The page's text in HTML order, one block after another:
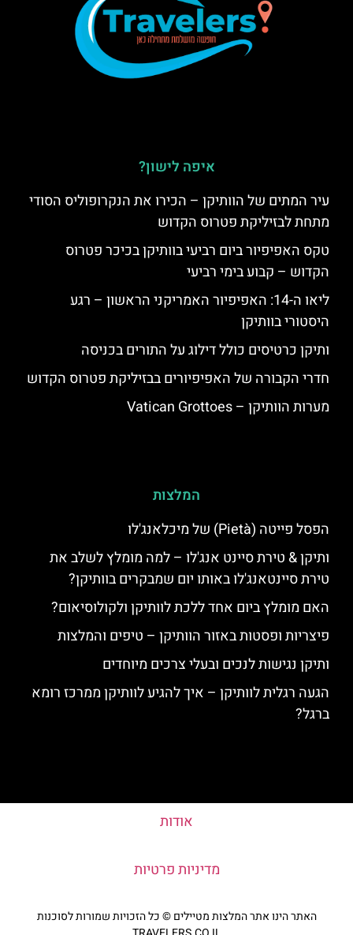
איפה לישון?
עיר המתים של הוותיקן – הכירו את הנקרופוליס הסודי
מתחת לבזיליקת פטרוס הקדוש
טקס האפיפיור ביום רביעי בוותיקן בכיכר פטרוס
הקדוש – קבוע בימי רביעי
ליאו ה-14: האפיפיור האמריקני הראשון – רגע
היסטורי בוותיקן
ותיקן כרטיסים כולל דילוג על התורים בכניסה
חדרי הקבורה של האפיפיורים בבזיליקת פטרוס הקדוש
מערות הוותיקן – Vatican Grottoes
המלצות
הפסל פייטה (Pietà) של מיכלאנג'לו
ותיקן & טירת סיינט אנג'לו – למה מומלץ לשלב את
טירת סיינטאנג'לו באותו יום שמבקרים בוותיקן?
האם מומלץ ביום אחד ללכת לוותיקן ולקולוסיאום?
פיצריות ופסטות באזור הוותיקן – טיפים והמלצות
ותיקן נגישות לנכים ובעלי צרכים מיוחדים
הגעה רגלית לוותיקן – איך להגיע לוותיקן ממרכז רומא
ברגל?
אודות
מדיניות פרטיות
האתר הינו אתר המלצות מטיילים © כל הזכויות שמורות לסוכנות